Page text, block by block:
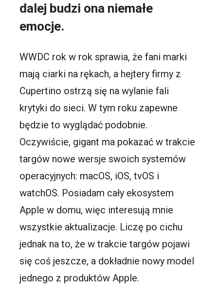
dalej budzi ona niemałe
emocje.
WWDC rok w rok sprawia, że fani marki
mają ciarki na rękach, a hejtery firmy z
Cupertino ostrzą się na wylanie fali
krytyki do sieci. W tym roku zapewne
będzie to wyglądać podobnie.
Oczywiście, gigant ma pokazać w trakcie
targów nowe wersje swoich systemów
operacyjnych: macOS, iOS, tvOS i
watchOS. Posiadam cały ekosystem
Apple w domu, więc interesują mnie
wszystkie aktualizacje. Liczę po cichu
jednak na to, że w trakcie targów pojawi
się coś jeszcze, a dokładnie nowy model
jednego z produktów Apple.